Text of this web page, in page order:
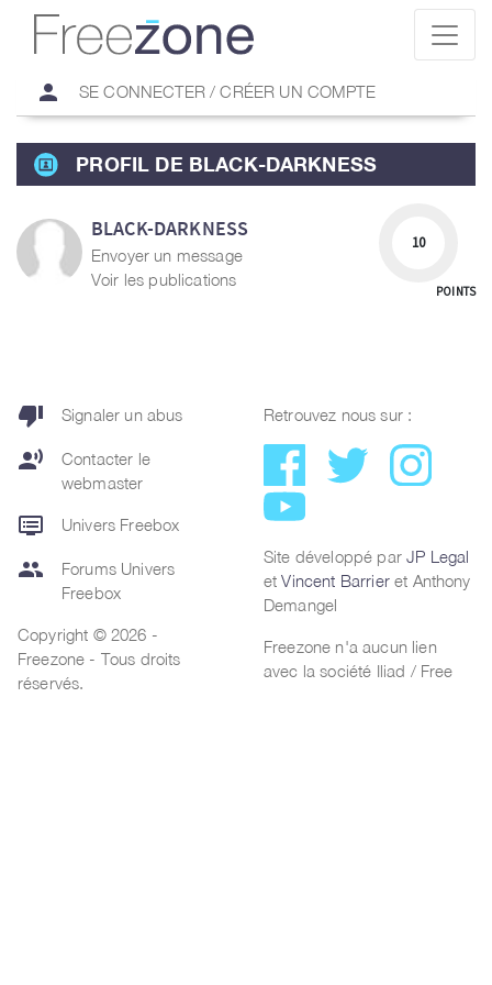
person SE CONNECTER / CRÉER UN COMPTE
PROFIL DE BLACK-DARKNESS
BLACK-DARKNESS
Envoyer un message
Voir les publications
10
POINTS
thumb_down Signaler un abus
record_voice_over
Contacter le
webmaster
dvr Univers Freebox
group
Forums Univers
Freebox
Copyright © 2026 -
Freezone - Tous droits
réservés.
Retrouvez nous sur :
Site développé parJP Legal
etVincent Barrieret Anthony
Demangel
Freezone n'a aucun lien
avec la société Iliad / Free